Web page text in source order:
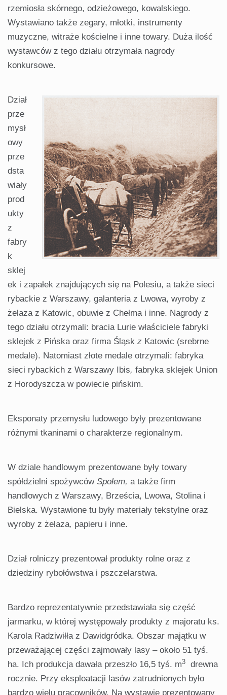
rzemiosła skórnego, odzieżowego, kowalskiego.
Wystawiano także zegary, młotki, instrumenty
muzyczne, witraże kościelne i inne towary. Duża ilość
wystawców z tego działu otrzymała nagrody
konkursowe.
Dział
prze
mysł
owy
prze
dsta
wiały
prod
ukty
z
fabry
k
sklej
ek i zapałek znajdujących się na Polesiu, a także sieci
rybackie z Warszawy, galanteria z Lwowa, wyroby z
żelaza z Katowic, obuwie z Chełma i inne. Nagrody z
tego działu otrzymali: bracia Lurie właściciele fabryki
sklejek z Pińska oraz firma Śląsk z Katowic (srebrne
medale). Natomiast złote medale otrzymali: fabryka
sieci rybackich z Warszawy Ibis, fabryka sklejek Union
z Horodyszcza w powiecie pińskim.
Eksponaty przemysłu ludowego były prezentowane
różnymi tkaninami o charakterze regionalnym.
W dziale handlowym prezentowane były towary
spółdzielni spożywców Społem, a także firm
handlowych z Warszawy, Brześcia, Lwowa, Stolina i
Bielska. Wystawione tu były materiały tekstylne oraz
wyroby z żelaza, papieru i inne.
Dział rolniczy prezentował produkty rolne oraz z
dziedziny rybołówstwa i pszczelarstwa.
Bardzo reprezentatywnie przedstawiała się część
jarmarku, w której występowały produkty z majoratu ks.
Karola Radziwiłła z Dawidgródka. Obszar majątku w
przeważającej części zajmowały lasy – około 51 tyś.
ha. Ich produkcja dawała przeszło 16,5 tyś. m3
drewna
rocznie. Przy eksploatacji lasów zatrudnionych było
bardzo wielu pracowników. Na wystawie prezentowany